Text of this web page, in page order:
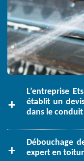
L’entreprise
établit un
dans le
Débouchage
expert en